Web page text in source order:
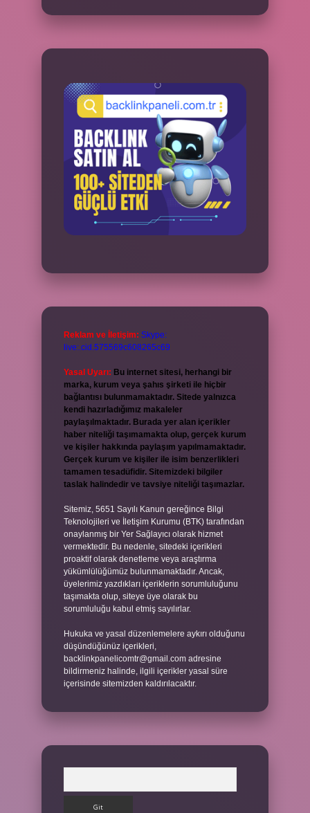
Reklam ve İletişim: Skype:
live:.cid.575569c608265c69
Yasal Uyarı: Bu internet sitesi, herhangi bir
marka, kurum veya şahıs şirketi ile hiçbir
bağlantısı bulunmamaktadır. Sitede yalnızca
kendi hazırladığımız makaleler
paylaşılmaktadır. Burada yer alan içerikler
haber niteliği taşımamakta olup, gerçek kurum
ve kişiler hakkında paylaşım yapılmamaktadır.
Gerçek kurum ve kişiler ile isim benzerlikleri
tamamen tesadüfidir. Sitemizdeki bilgiler
taslak halindedir ve tavsiye niteliği taşımazlar.
Sitemiz, 5651 Sayılı Kanun gereğince Bilgi
Teknolojileri ve İletişim Kurumu (BTK) tarafından
onaylanmış bir Yer Sağlayıcı olarak hizmet
vermektedir. Bu nedenle, sitedeki içerikleri
proaktif olarak denetleme veya araştırma
yükümlülüğümüz bulunmamaktadır. Ancak,
üyelerimiz yazdıkları içeriklerin sorumluluğunu
taşımakta olup, siteye üye olarak bu
sorumluluğu kabul etmiş sayılırlar.
Hukuka ve yasal düzenlemelere aykırı olduğunu
düşündüğünüz içerikleri,
backlinkpanelicomtr@gmail.com adresine
bildirmeniz halinde, ilgili içerikler yasal süre
içerisinde sitemizden kaldırılacaktır.